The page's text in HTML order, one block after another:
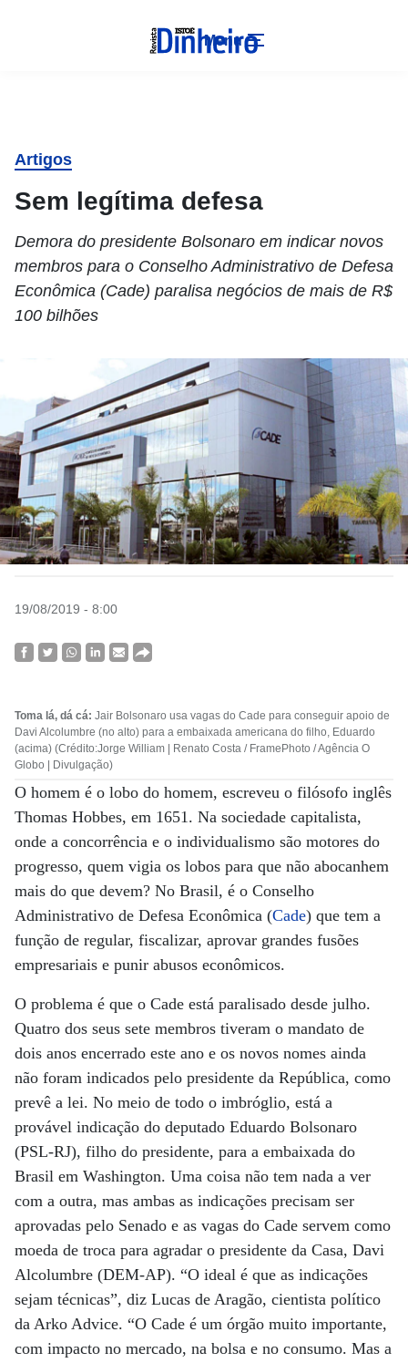
Menu
Artigos
Sem legítima defesa
Demora do presidente Bolsonaro em indicar novos
membros para o Conselho Administrativo de Defesa
Econômica (Cade) paralisa negócios de mais de R$
100 bilhões
19/08/2019 - 8:00
Toma lá, dá cá: Jair Bolsonaro usa vagas do Cade para conseguir apoio de
Davi Alcolumbre (no alto) para a embaixada americana do filho, Eduardo
(acima) (Crédito:Jorge William | Renato Costa / FramePhoto / Agência O
Globo | Divulgação)
O homem é o lobo do homem, escreveu o filósofo inglês
Thomas Hobbes, em 1651. Na sociedade capitalista,
onde a concorrência e o individualismo são motores do
progresso, quem vigia os lobos para que não abocanhem
mais do que devem? No Brasil, é o Conselho
Administrativo de Defesa Econômica (Cade) que tem a
função de regular, fiscalizar, aprovar grandes fusões
empresariais e punir abusos econômicos.
O problema é que o Cade está paralisado desde julho.
Quatro dos seus sete membros tiveram o mandato de
dois anos encerrado este ano e os novos nomes ainda
não foram indicados pelo presidente da República, como
prevê a lei. No meio de todo o imbróglio, está a
provável indicação do deputado Eduardo Bolsonaro
(PSL-RJ), filho do presidente, para a embaixada do
Brasil em Washington. Uma coisa não tem nada a ver
com a outra, mas ambas as indicações precisam ser
aprovadas pelo Senado e as vagas do Cade servem como
moeda de troca para agradar o presidente da Casa, Davi
Alcolumbre (DEM-AP). “O ideal é que as indicações
sejam técnicas”, diz Lucas de Aragão, cientista político
da Arko Advice. “O Cade é um órgão muito importante,
com impacto no mercado, na bolsa e no consumo. Mas a